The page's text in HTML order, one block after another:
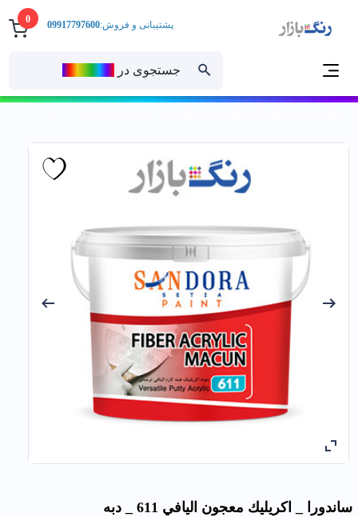
0
جستجوی در
پشتیبانی و فروش:09917797600
ساندورا _ اكريليك معجون اليافي 611 _ دبه